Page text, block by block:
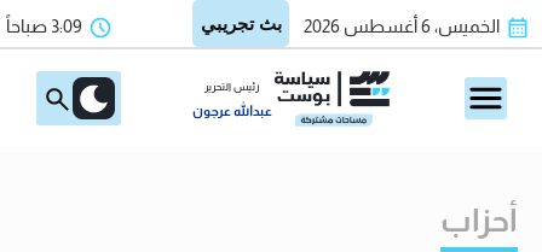
الخميس، 6 أغسطس 2026 3:09 صباحاً
رئيس التحرير
عبدالله عرجون
أحزاب